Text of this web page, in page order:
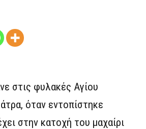
στις φυλακές Αγίου
όταν εντοπίστηκε
στην κατοχή του μαχαίρι